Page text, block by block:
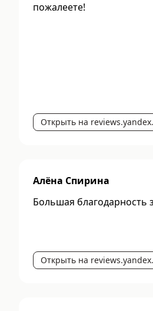
пожалеете!
Открыть на
Алёна Спирина
Большая благодарность
Открыть на